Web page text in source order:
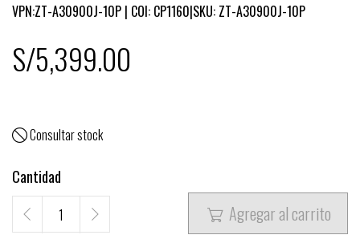
VPN:ZT-A30900J-10P | COI: CP1160|SKU: ZT-A30900J-10P
S/5,399.00
Consultar stock
Cantidad
 Agregar al carrito